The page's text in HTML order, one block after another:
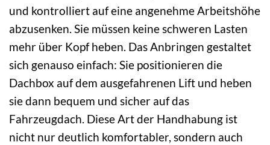
und kontrolliert auf eine angenehme Arbeitshöhe
abzusenken. Sie müssen keine schweren Lasten
mehr über Kopf heben. Das Anbringen gestaltet
sich genauso einfach: Sie positionieren die
Dachbox auf dem ausgefahrenen Lift und heben
sie dann bequem und sicher auf das
Fahrzeugdach. Diese Art der Handhabung ist
nicht nur deutlich komfortabler, sondern auch